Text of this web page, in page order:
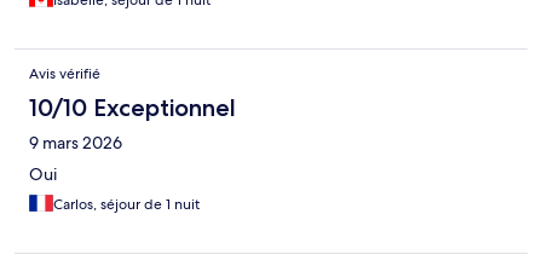
Avis vérifié
10/10 Exceptionnel
9 mars 2026
Oui
Carlos, séjour de 1 nuit